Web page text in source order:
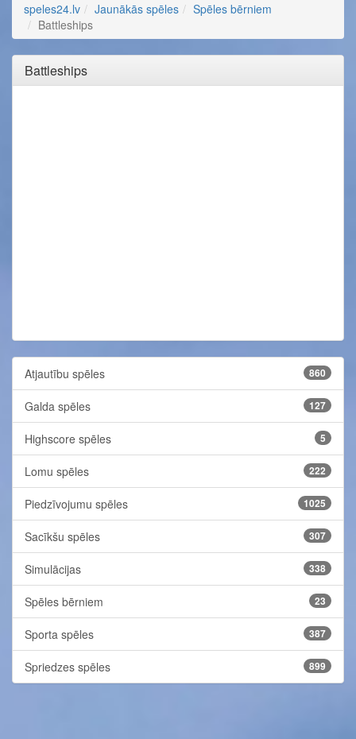
speles24.lv Jaunākās spēles
Spēles bērniem
Battleships
Battleships
Atjautību spēles 860
Galda spēles 127
Highscore spēles 5
Lomu spēles 222
Piedzīvojumu spēles 1025
Sacīkšu spēles 307
Simulācijas 338
Spēles bērniem 23
Sporta spēles 387
Spriedzes spēles 899